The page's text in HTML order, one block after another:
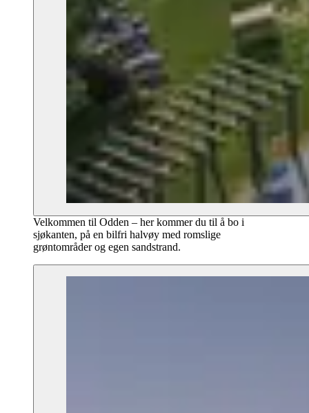
Velkommen til Odden – her kommer du til å bo i
sjøkanten, på en bilfri halvøy med romslige
grøntområder og egen sandstrand.